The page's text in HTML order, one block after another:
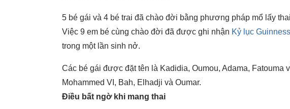
5 bé gái và 4 bé trai đã chào đời bằng phương pháp mổ lấy
Việc 9 em bé cùng chào đời đã được ghi nhận Kỷ lục
trong một lần sinh nở.
Các bé gái được đặt tên là Kadidia, Oumou, Adama, Fatouma
Mohammed VI, Bah, Elhadji và Oumar.
Điều bất ngờ khi mang thai